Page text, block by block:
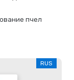
пчел
RUS